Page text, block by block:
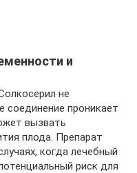
и
не
соединение проникает
вызвать
плода. Препарат
когда лечебный
риск для